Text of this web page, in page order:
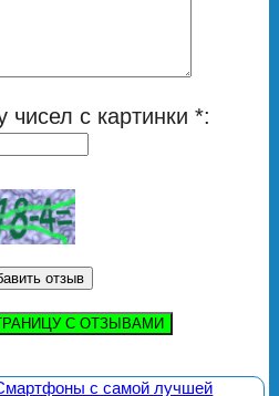
чисел с картинки *:
С ОТЗЫВАМИ
с самой лучшей